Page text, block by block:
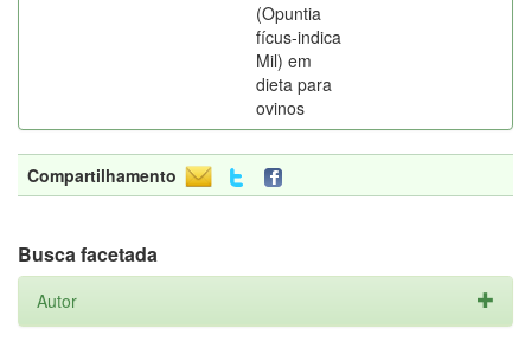
(Opuntia
fícus-indica
Mil) em
dieta para
ovinos
Compartilhamento
Busca facetada
Autor